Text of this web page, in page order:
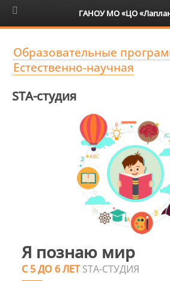
6+
Образовательные
Естественно-научная
STA-студия
Я познаю мир
С 5 ДО 6 ЛЕТSTA-СТУДИЯ
ГАНОУ МО «ЦО